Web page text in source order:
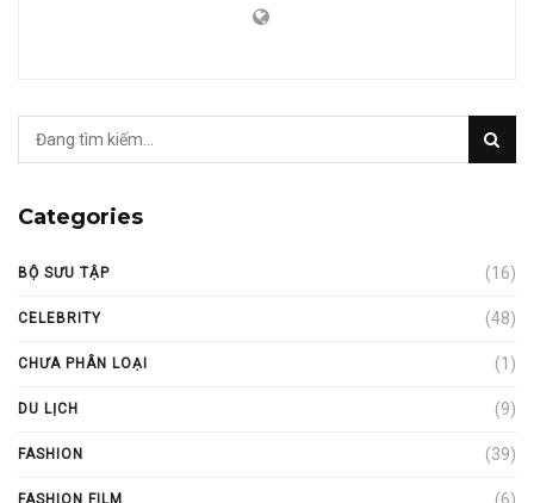
Categories
BỘ SƯU TẬP (16)
CELEBRITY (48)
CHƯA PHÂN LOẠI (1)
DU LỊCH (9)
FASHION (39)
FASHION FILM